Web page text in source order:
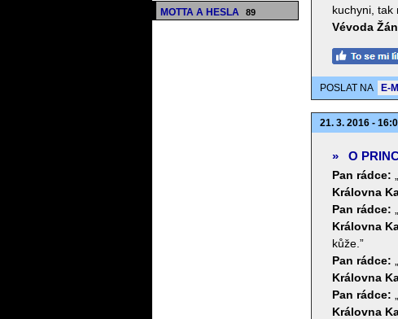
MOTTA A HESLA 89
kuchyni, tak
Vévoda
POSLAT NA E-
21. 3. 2016 -
» O
Pan rádce:
Královna
Pan rádce:
Královna
kůže.”
Pan rádce:
Královna
Pan rádce:
Královna